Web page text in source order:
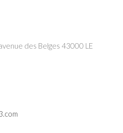
des Belges 43000 LE